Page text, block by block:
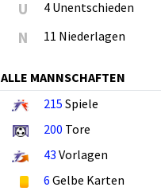
U 4 Unentschieden
N 11 Niederlagen
ALLE MANNSCHAFTEN
215 Spiele
200 Tore
43 Vorlagen
6 Gelbe Karten